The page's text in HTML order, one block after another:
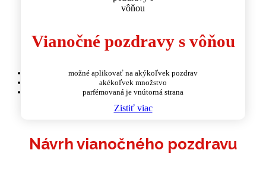
Vianočné pozdravy s vôňou
možné aplikovať na akýkoľvek pozdrav
akékoľvek množstvo
parfémovaná je vnútorná strana
Zistiť viac
Návrh vianočného pozdravu